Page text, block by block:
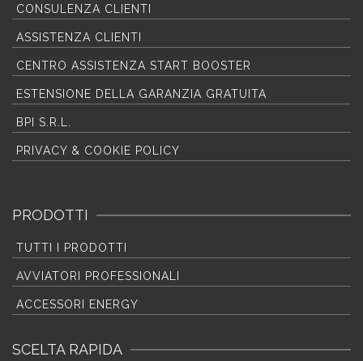
CONSULENZA CLIENTI
ASSISTENZA CLIENTI
CENTRO ASSISTENZA START BOOSTER
ESTENSIONE DELLA GARANZIA GRATUITA
BPI S.R.L.
PRIVACY & COOKIE POLICY
PRODOTTI
TUTTI I PRODOTTI
AVVIATORI PROFESSIONALI
ACCESSORI ENERGY
SCELTA RAPIDA